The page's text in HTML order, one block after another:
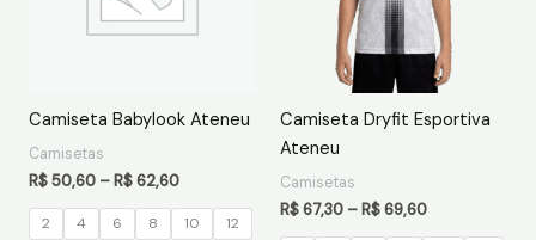
Camiseta Babylook Ateneu
Camisetas
R$50,60 – R$62,60
2 4 6 8 10 12
Camiseta Dryfit Esportiva
Ateneu
Camisetas
R$67,30 – R$69,60